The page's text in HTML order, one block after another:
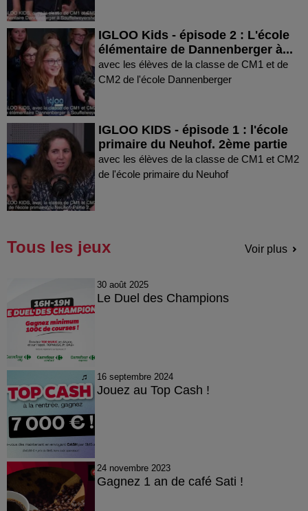
IGLOO Kids - épisode 2 : L'école
élémentaire de Dannenberger à...
avec les élèves de la classe de CM1 et de
CM2 de l'école Dannenberger
IGLOO KIDS - épisode 1 : l'école
primaire du Neuhof. 2ème partie
avec les élèves de la classe de CM1 et CM2
de l'école primaire du Neuhof
Tous les jeux Voir plus
30 août 2025
Le Duel des Champions
16 septembre 2024
Jouez au Top Cash !
24 novembre 2023
Gagnez 1 an de café Sati !